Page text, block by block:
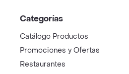
Categorías
Catálogo Productos
Promociones y Ofertas
Restaurantes